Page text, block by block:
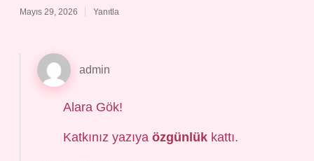
Mayıs 29, 2026 Yanıtla
admin
Alara Gök!
Katkınız yazıya özgünlükkattı.